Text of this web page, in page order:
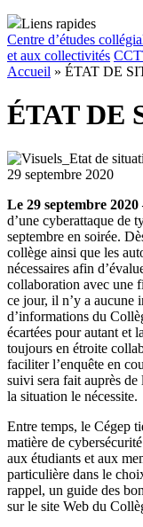
Liens rapides
Centre d’études
et aux collectivités
Accueil » ÉTAT DE
ÉTAT DE
29 septembre 2020
Le 29 septembre 2020
d’une cyberattaque de
septembre en soirée.
collège ainsi que les
nécessaires afin
collaboration avec une
ce jour, il n’y a aucune
d’informations du
écartées pour autant et
toujours en étroite
faciliter l’enquête en
suivi sera fait auprès
la situation le nécessite.
Entre temps, le Cégep
matière de
aux étudiants et aux
particulière dans le
rappel, un guide des
sur le site Web du